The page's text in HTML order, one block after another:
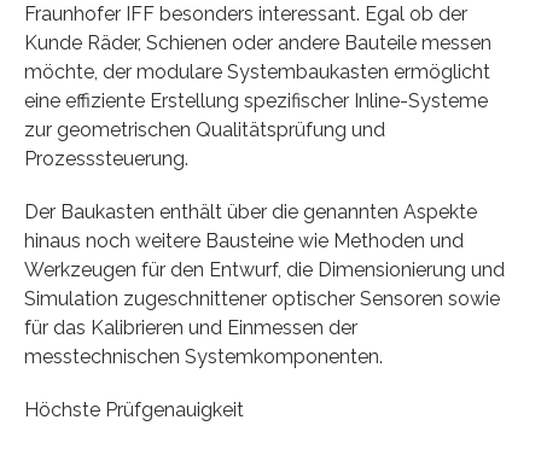
Fraunhofer IFF besonders interessant. Egal ob der
Kunde Räder, Schienen oder andere Bauteile messen
möchte, der modulare Systembaukasten ermöglicht
eine effiziente Erstellung spezifischer Inline-Systeme
zur geometrischen Qualitätsprüfung und
Prozesssteuerung.
Der Baukasten enthält über die genannten Aspekte
hinaus noch weitere Bausteine wie Methoden und
Werkzeugen für den Entwurf, die Dimensionierung und
Simulation zugeschnittener optischer Sensoren sowie
für das Kalibrieren und Einmessen der
messtechnischen Systemkomponenten.
Höchste Prüfgenauigkeit